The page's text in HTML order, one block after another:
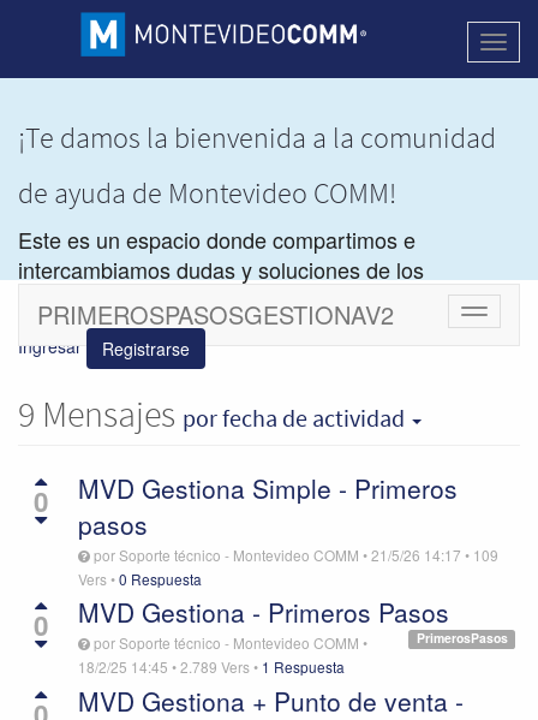
¡Te damos la bienvenida a la comunidad
de ayuda de Montevideo COMM!
Este es un espacio donde compartimos e
intercambiamos dudas y soluciones de los
productos de Montevideo COMM.
Ingresar Registrarse
Cambiar
PRIMEROSPASOSGESTIONAV2
9 Mensajes por fecha de actividad
0
MVD Gestiona Simple - Primeros
pasos
porSoporte técnico - Montevideo COMM •21/5/26 14:17 • 109
Vers•0 Respuesta
0 MVD Gestiona - Primeros Pasos
PrimerosPasos
porSoporte técnico - Montevideo COMM •
18/2/25 14:45 •2.789 Vers• 1 Respuesta
MVD Gestiona + Punto de venta -